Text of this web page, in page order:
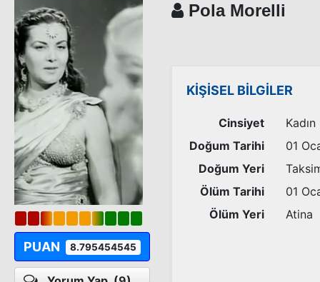
PUAN 8.795454545
Pola Morelli
KİŞİSEL BİLGİLER
Cinsiyet
Kadın
Doğum Tarihi
01
Doğum Yeri
Ölüm Tarihi
01
Ölüm Yeri
Atina